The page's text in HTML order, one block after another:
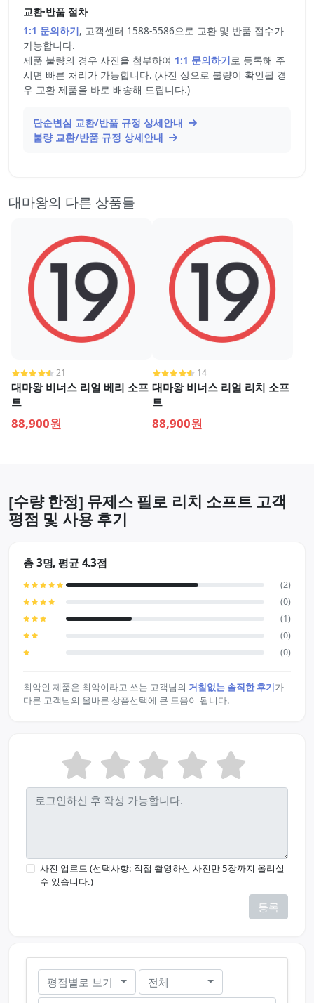
교환·반품 절차
1:1 문의하기, 고객센터 1588-5586으로 교환 및 반품 접수가
가능합니다.
제품 불량의 경우 사진을 첨부하여 1:1 문의하기로 등록해 주
시면 빠른 처리가 가능합니다. (사진 상으로 불량이 확인될 경
우 교환 제품을 바로 배송해 드립니다.)
단순변심 교환/반품 규정 상세안내
불량 교환/반품 규정 상세안내
대마왕의 다른 상품들
21
대마왕 비너스 리얼 베리 소프
트
88,900원
14
대마왕 비너스 리얼 리치 소프
트
88,900원
[수량 한정] 뮤제스 필로 리치 소프트 고객
평점 및 사용 후기
총 3명, 평균 4.3점
(2)
(0)
(1)
(0)
(0)
최악인 제품은 최악이라고 쓰는 고객님의 거침없는 솔직한 후기가
다른 고객님의 올바른 상품선택에 큰 도움이 됩니다.
사진 업로드 (선택사항: 직접 촬영하신 사진만 5장까지 올리실
수 있습니다.)
등록
평점별로 보기 전체